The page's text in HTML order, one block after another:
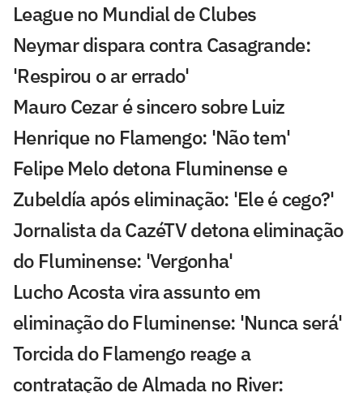
League no Mundial de Clubes
Neymar dispara contra Casagrande:
'Respirou o ar errado'
Mauro Cezar é sincero sobre Luiz
Henrique no Flamengo: 'Não tem'
Felipe Melo detona Fluminense e
Zubeldía após eliminação: 'Ele é cego?'
Jornalista da CazéTV detona eliminação
do Fluminense: 'Vergonha'
Lucho Acosta vira assunto em
eliminação do Fluminense: 'Nunca será'
Torcida do Flamengo reage a
contratação de Almada no River: